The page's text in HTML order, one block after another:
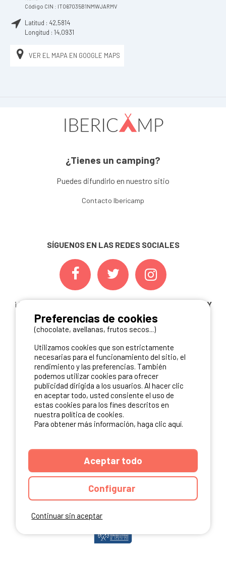
Código CIN : IT067035B1NMWJARMV
Latitud : 42,5814
Longitud : 14,0931
VER EL MAPA EN GOOGLE MAPS
¿Tienes un camping?
Puedes difundirlo en nuestro sitio
Contacto Ibericamp
SÍGUENOS EN LAS REDES SOCIALES
¡ Y NO TE PIERDAS NUESTRAS
OFERTAS, CONCURSOS Y
NOVEDADESINSCRIBIÉNDOTE A NUESTRA
NEWSLETTER!
ME INSCRIBO
NUESTROS PARTNERS
Continuar sin aceptar
Preferencias de cookies
(chocolate, avellanas, frutos secos...)
Utilizamos cookies que son estrictamente
necesarias para el funcionamiento del sitio, el
rendimiento y las preferencias. También
podemos utilizar cookies para ofrecer
publicidad dirigida a los usuarios. Al hacer clic
en aceptar todo, usted consiente el uso de
estas cookies para los fines descritos en
nuestra política de cookies.
Para obtener más información, haga clic aquí.
Aceptar todo
Configurar